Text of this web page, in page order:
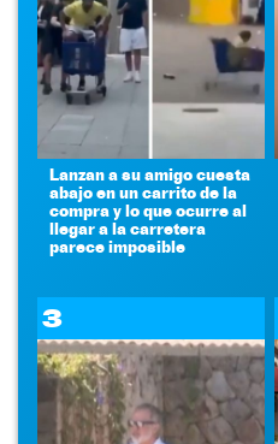
Lanzan a su amigo cuesta
abajo en un carrito de la
compra y lo que ocurre al
llegar a la carretera
parece imposible
3